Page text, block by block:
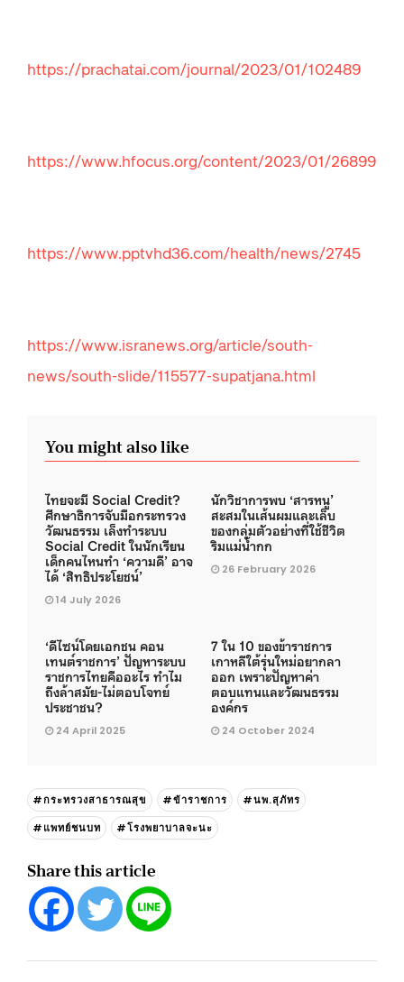
https://prachatai.com/journal/2023/01/102489
https://www.hfocus.org/content/2023/01/26899
https://www.pptvhd36.com/health/news/2745
https://www.isranews.org/article/south-
news/south-slide/115577-supatjana.html
You might also like
ไทยจะมี Social Credit?
ศึกษาธิการจับมือกระทรวง
วัฒนธรรม เล็งทำระบบ
Social Credit ในนักเรียน
เด็กคนไหนทำ ‘ความดี’ อาจ
ได้ ‘สิทธิประโยชน์’
14 July 2026
นักวิชาการพบ ‘สารหนู’
สะสมในเส้นผมและเล็บ
ของกลุ่มตัวอย่างที่ใช้ชีวิต
ริมแม่น้ำกก
26 February 2026
‘ดีไซน์โดยเอกชน คอน
เทนต์ราชการ’ ปัญหาระบบ
ราชการไทยคืออะไร ทำไม
ถึงล้าสมัย-ไม่ตอบโจทย์
ประชาชน?
24 April 2025
7 ใน 10 ของข้าราชการ
เกาหลีใต้รุ่นใหม่อยากลา
ออก เพราะปัญหาค่า
ตอบแทนและวัฒนธรรม
องค์กร
24 October 2024
#กระทรวงสาธารณสุข #ข้าราชการ
#นพ.สุภัทร
#แพทย์ชนบท
#โรงพยาบาลจะนะ
Share this article